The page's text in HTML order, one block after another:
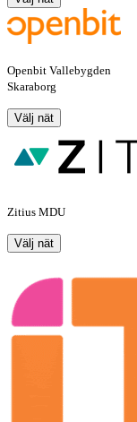
Openbit Vallebygden
Skaraborg
Välj nät
Zitius MDU
Välj nät